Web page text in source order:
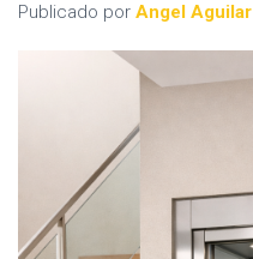
Publicado por Angel Aguilar